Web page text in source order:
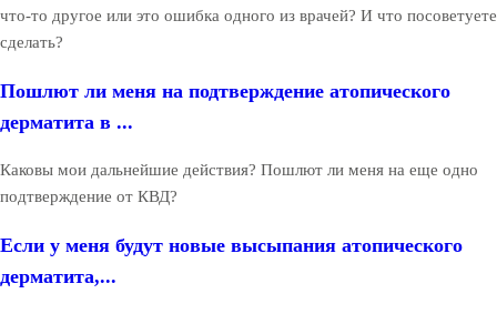
что-то другое или это ошибка одного из врачей? И что посоветуете
сделать?
Пошлют ли меня на подтверждение атопического
дерматита в ...
Каковы мои дальнейшие действия? Пошлют ли меня на еще одно
подтверждение от КВД?
Если у меня будут новые высыпания атопического
дерматита,...